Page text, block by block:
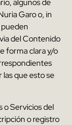
,algunos de
Garoo, in
del Contenido
forma clara y/o
que esto se
o Servicios del
o registro